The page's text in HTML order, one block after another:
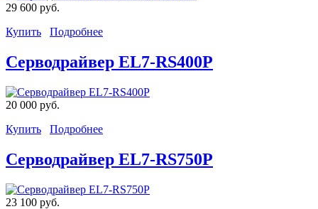
29 600 руб.
Купить
Подробнее
Серводрайвер EL7-RS400P
20 000 руб.
Купить
Подробнее
Серводрайвер EL7-RS750P
23 100 руб.